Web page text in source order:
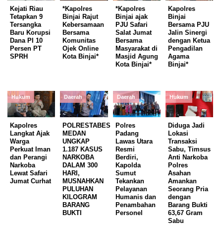
Kejati Riau
Tetapkan 9
Tersangka
Baru Korupsi
Dana PI 10
Persen PT
SPRH
*Kapolres
Binjai Rajut
Kebersamaan
Bersama
Komunitas
Ojek Online
Kota Binjai*
*Kapolres
Binjai ajak
PJU Safari
Salat Jumat
Bersama
Masyarakat di
Masjid Agung
Kota Binjai*
Kapolres
Binjai
Bersama PJU
Jalin Sinergi
dengan Ketua
Pengadilan
Agama
Binjai*
Hukum
Kapolres
Langkat Ajak
Warga
Perkuat Iman
dan Perangi
Narkoba
Lewat Safari
Jumat Curhat
Daerah
POLRESTABES
MEDAN
UNGKAP
1.187 KASUS
NARKOBA
DALAM 300
HARI,
MUSNAHKAN
PULUHAN
KILOGRAM
BARANG
BUKTI
Daerah
Polres
Padang
Lawas Utara
Resmi
Berdiri,
Kapolda
Sumut
Tekankan
Pelayanan
Humanis dan
Penambahan
Personel
Hukum
Diduga Jadi
Lokasi
Transaksi
Sabu, Timsus
Anti Narkoba
Polres
Asahan
Amankan
Seorang Pria
dengan
Barang Bukti
63,67 Gram
Sabu